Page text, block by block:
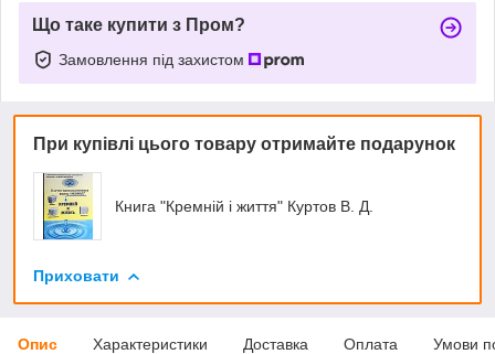
Що таке купити з Пром?
Замовлення під захистом
При купівлі цього товару отримайте подарунок
Книга "Кремній і життя" Куртов В. Д.
Приховати
Опис Характеристики Доставка Оплата Умови